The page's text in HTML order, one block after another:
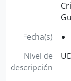
Fecha(s)
Nivel de
descripción